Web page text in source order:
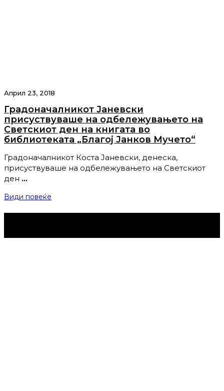
Април 23, 2018
Градоначалникот Јаневски
присуствуваше на одбележувањето на
Светскиот ден на книгата во
библиотеката „Благој Јанков Мучето“
Градоначалникот Коста Јаневски, денеска,
присуствуваше на одбележувањето на Светскиот
ден …
Види повеќе